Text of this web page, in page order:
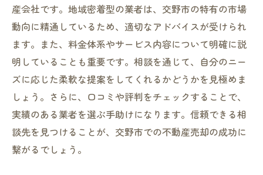
産会社です。地域密着型の業者は、交野市の特有の市場
動向に精通しているため、適切なアドバイスが受けられ
ます。また、料金体系やサービス内容について明確に説
明していることも重要です。相談を通じて、自分のニー
ズに応じた柔軟な提案をしてくれるかどうかを見極めま
しょう。さらに、口コミや評判をチェックすることで、
実績のある業者を選ぶ手助けになります。信頼できる相
談先を見つけることが、交野市での不動産売却の成功に
繋がるでしょう。